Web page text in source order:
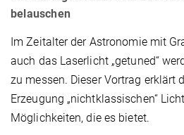
belauschen
Im Zeitalter der Astronomie mit
auch das Laserlicht „getuned“
zu messen. Dieser Vortrag erklärt
Erzeugung „nichtklassischen“
Möglichkeiten, die es bietet.